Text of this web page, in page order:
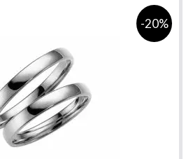
-20%